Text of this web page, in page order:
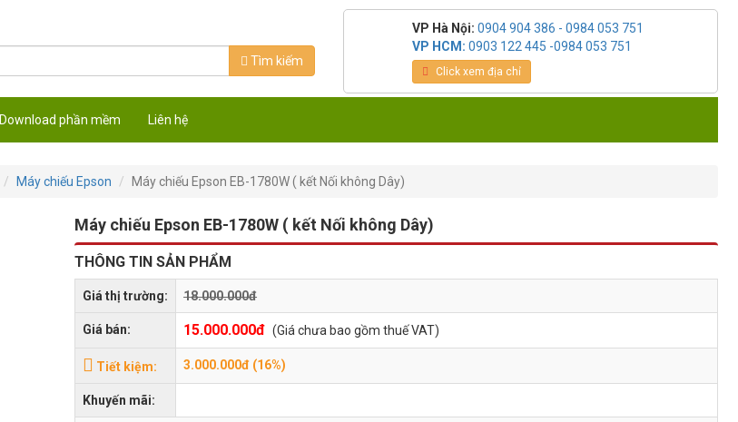
Tìm kiếm
VP Hà Nội: 0904 904 386 - 0984 053 751
VP HCM: 0903 122 445 -0984 053 751
Click xem địa chỉ
Download phần mềm Liên hệ
Máy chiếu Epson Máy chiếu Epson EB-1780W ( kết Nối không Dây)
Máy chiếu Epson EB-1780W ( kết Nối không Dây)
THÔNG TIN SẢN PHẨM
Giá thị trường: 18.000.000đ
Giá bán: 15.000.000đ (Giá chưa bao gồm thuế VAT)
Tiết kiệm: 3.000.000đ (16%)
Khuyến mãi: